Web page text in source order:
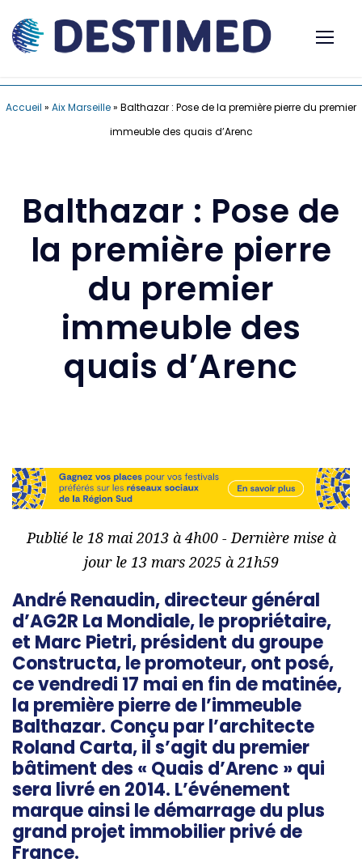
Accueil » Aix Marseille» Balthazar : Pose de la première pierre du premier
immeuble des quais d’Arenc
Balthazar : Pose de
la première pierre
du premier
immeuble des
quais d’Arenc
Publié le 18 mai 2013 à 4h00 - Dernière mise à
jour le 13 mars 2025 à 21h59
André Renaudin, directeur général
d’AG2R La Mondiale, le propriétaire,
et Marc Pietri, président du groupe
Constructa, le promoteur, ont posé,
ce vendredi 17 mai en fin de matinée,
la première pierre de l’immeuble
Balthazar. Conçu par l’architecte
Roland Carta, il s’agit du premier
bâtiment des « Quais d’Arenc » qui
sera livré en 2014. L’événement
marque ainsi le démarrage du plus
grand projet immobilier privé de
France.